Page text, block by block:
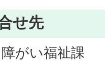
せ先
がい福祉課